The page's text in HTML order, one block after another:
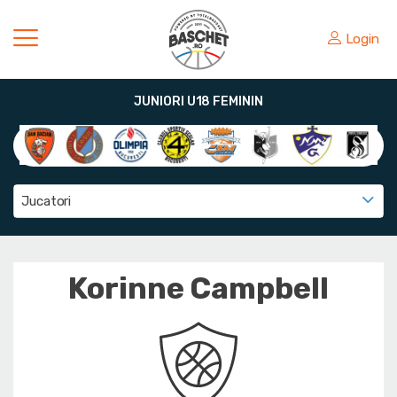
Login
JUNIORI U18 FEMININ
Jucatori
Korinne Campbell